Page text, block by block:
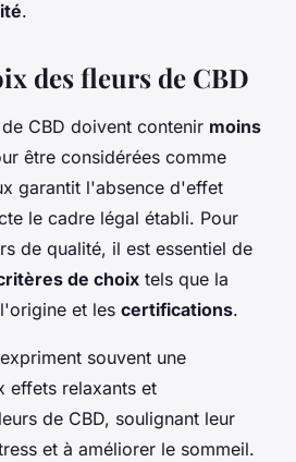
.
des fleurs de CBD
CBD doivent contenir moins
être considérées comme
garantit l'absence d'effet
le cadre légal établi. Pour
de qualité, il est essentiel de
de choix tels que la
et les certifications.
souvent une
effets relaxants et
de CBD, soulignant leur
et à améliorer le sommeil.